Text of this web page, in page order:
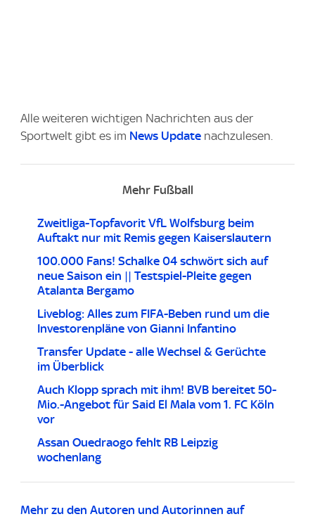
Alle weiteren wichtigen Nachrichten aus der
Sportwelt gibt es im News Update nachzulesen.
Mehr Fußball
Zweitliga-Topfavorit VfL Wolfsburg beim
Auftakt nur mit Remis gegen Kaiserslautern
100.000 Fans! Schalke 04 schwört sich auf
neue Saison ein || Testspiel-Pleite gegen
Atalanta Bergamo
Liveblog: Alles zum FIFA-Beben rund um die
Investorenpläne von Gianni Infantino
Transfer Update - alle Wechsel & Gerüchte
im Überblick
Auch Klopp sprach mit ihm! BVB bereitet 50-
Mio.-Angebot für Said El Mala vom 1. FC Köln
vor
Assan Ouedraogo fehlt RB Leipzig
wochenlang
Mehr zu den Autoren und Autorinnen auf